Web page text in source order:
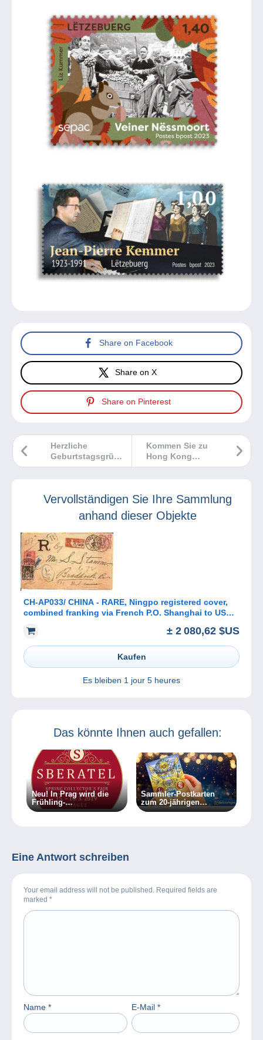
Share on Facebook
Share on X
Share on Pinterest
Kommen Sie zu
Hong Kong
International
Herzliche
Geburtstagsgrüße
Delcampe!
Vervollständigen Sie Ihre Sammlung
anhand dieser Objekte
CH-AP033/ CHINA - RARE, Ningpo registered cover,
combined franking via French P.O. Shanghai to USA
± 2 080,62 $US
Kaufen
Es bleiben 1 jour 5 heures
Das könnte Ihnen auch gefallen:
Neu! In Prag wird die
Frühling-
Sberatel/Sammler-Messe
Sammler-Postkarten
zum 20-jährigen
Jubiläum von Delcampe
Eine Antwort schreiben
Your email address will not be published. Required fields are
marked *
Name * E-Mail *